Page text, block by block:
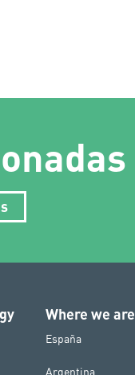
Where we are
España
Argentina